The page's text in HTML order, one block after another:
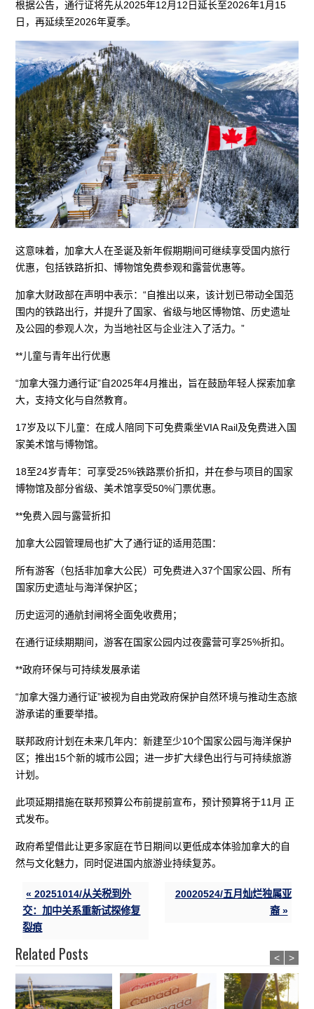
根据公告，通行证将先从2025年12月12日延长至2026年1月15
日，再延续至2026年夏季。
这意味着，加拿大人在圣诞及新年假期期间可继续享受国内旅行
优惠，包括铁路折扣、博物馆免费参观和露营优惠等。
加拿大财政部在声明中表示：“自推出以来，该计划已带动全国范
围内的铁路出行，并提升了国家、省级与地区博物馆、历史遗址
及公园的参观人次，为当地社区与企业注入了活力。”
**儿童与青年出行优惠
“加拿大强力通行证”自2025年4月推出，旨在鼓励年轻人探索加拿
大，支持文化与自然教育。
17岁及以下儿童：在成人陪同下可免费乘坐VIA Rail及免费进入国
家美术馆与博物馆。
18至24岁青年：可享受25%铁路票价折扣，并在参与项目的国家
博物馆及部分省级、美术馆享受50%门票优惠。
**免费入园与露营折扣
加拿大公园管理局也扩大了通行证的适用范围：
所有游客（包括非加拿大公民）可免费进入37个国家公园、所有
国家历史遗址与海洋保护区；
历史运河的通航封闸将全面免收费用；
在通行证续期期间，游客在国家公园内过夜露营可享25%折扣。
**政府环保与可持续发展承诺
“加拿大强力通行证”被视为自由党政府保护自然环境与推动生态旅
游承诺的重要举措。
联邦政府计划在未来几年内：新建至少10个国家公园与海洋保护
区；推出15个新的城市公园；进一步扩大绿色出行与可持续旅游
计划。
此项延期措施在联邦预算公布前提前宣布，预计预算将于11月 正
式发布。
政府希望借此让更多家庭在节日期间以更低成本体验加拿大的自
然与文化魅力，同时促进国内旅游业持续复苏。
« 20251014/从关税到外
交：加中关系重新试探修复
裂痕
20020524/五月灿烂独属亚
裔 »
Related Posts < >